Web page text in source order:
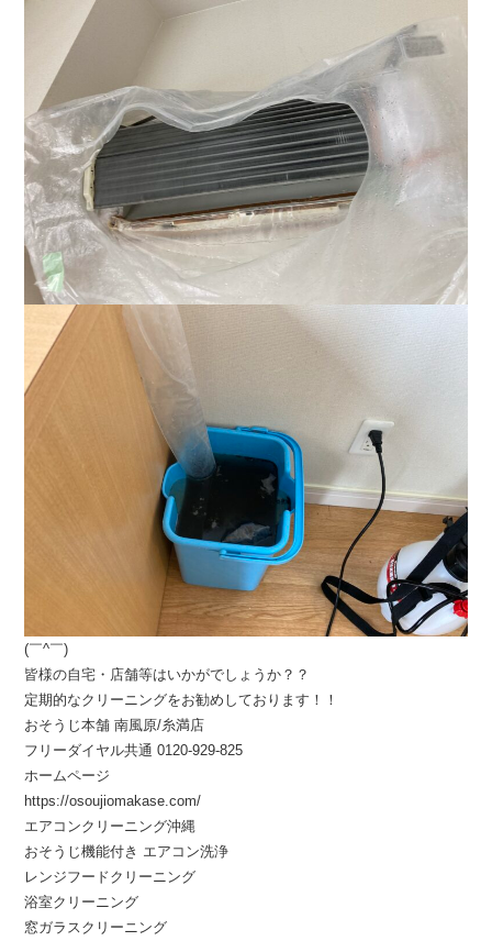
(￣^￣)ゞ
皆様の自宅・店舗等はいかがでしょうか？？
定期的なクリーニングをお勧めしております！！
おそうじ本舗 南風原/糸満店
フリーダイヤル共通 0120-929-825
ホームページ
https://osoujiomakase.com/
エアコンクリーニング沖縄
おそうじ機能付き エアコン洗浄
レンジフードクリーニング
浴室クリーニング
窓ガラスクリーニング